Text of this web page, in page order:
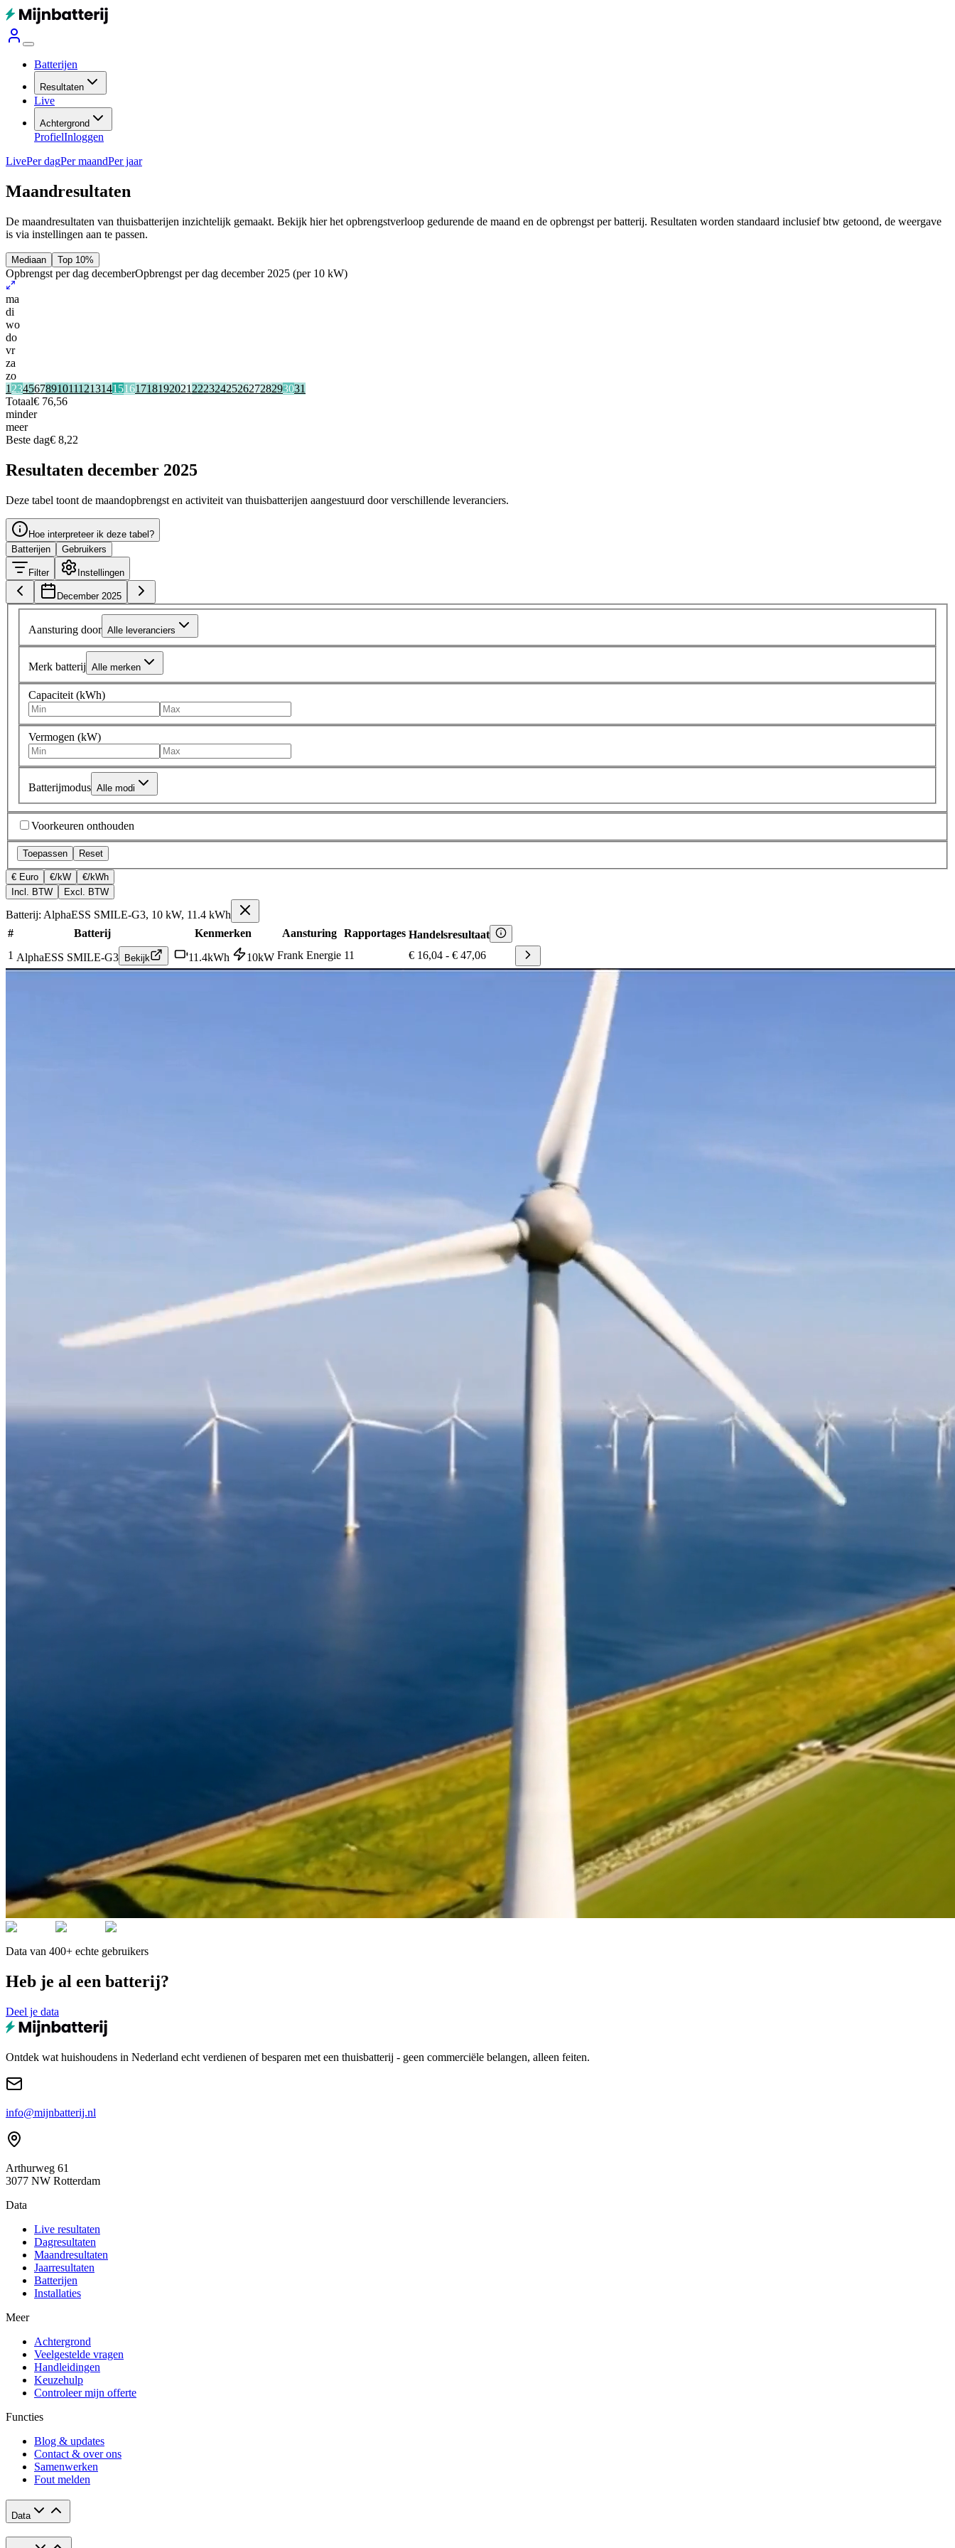
Batterijen
Resultaten
Live
Achtergrond
ProfielInloggen
LivePer dagPer maandPer jaar
Maandresultaten
De maandresultaten van thuisbatterijen inzichtelijk gemaakt. Bekijk hier het opbrengstverloop gedurende de maand en de opbrengst per batterij. Resultaten worden standaard inclusief btw getoond, de weergave
is via instellingen aan te passen.
Mediaan Top 10%
Opbrengst per dag decemberOpbrengst per dag december 2025 (per 10 kW)
ma
di
wo
do
vr
za
zo
1 23456789101112131415161718192021 22232425262728293031
Totaal€ 76,56
minder
meer
Beste dag€ 8,22
Resultaten december 2025
Deze tabel toont de maandopbrengst en activiteit van thuisbatterijen aangestuurd door verschillende leveranciers.
Hoe interpreteer ik deze tabel?
Batterijen
Gebruikers
Filter Instellingen
December 2025
Aansturing door Alle leveranciers
Merk batterij Alle merken
Capaciteit (kWh)
Vermogen (kW)
Batterijmodus Alle modi
Voorkeuren onthouden
Toepassen Reset
€ Euro €/kW
€/kWh
Incl. BTW
Excl. BTW
Batterij: AlphaESS SMILE-G3, 10 kW, 11.4 kWh
#
Batterij Kenmerken Aansturing Rapportages Handelsresultaat
1 AlphaESS SMILE-G3 Bekijk 11.4kWh 10kW Frank Energie 11 € 16,04 - € 47,06
Data van 400+ echte gebruikers
Heb je al een batterij?
Deel je data
Ontdek wat huishoudens in Nederland echt verdienen of besparen met een thuisbatterij - geen commerciële belangen, alleen feiten.
info@mijnbatterij.nl
Arthurweg 61
3077 NW Rotterdam
Data
Live resultaten
Dagresultaten
Maandresultaten
Jaarresultaten
Batterijen
Installaties
Meer
Achtergrond
Veelgestelde vragen
Handleidingen
Keuzehulp
Controleer mijn offerte
Functies
Blog & updates
Contact & over ons
Samenwerken
Fout melden
Data